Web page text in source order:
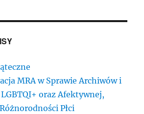
MRA w Sprawie Archiwów i
oraz Afektywnej,
Płci